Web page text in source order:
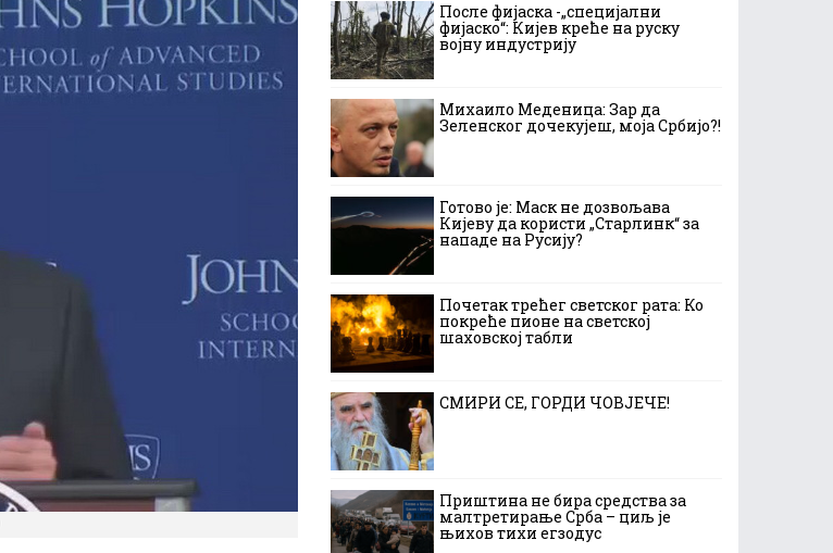
После фијаска -„специјални
фијаско“: Кијев креће на руску
војну индустрију
Михаило Меденица: Зар да
Зеленског дочекујеш, моја Србијо?!
Готово је: Маск не дозвољава
Кијеву да користи „Старлинк“ за
нападе на Русију?
Почетак трећег светског рата: Ко
покреће пионе на светској
шаховској табли
СМИРИ СЕ, ГОРДИ ЧОВЈЕЧЕ!
Приштина не бира средства за
малтретирање Срба – циљ је
њихов тихи егзодус